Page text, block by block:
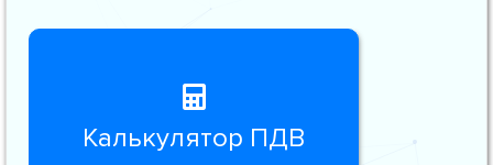
Калькулятор ПДВ